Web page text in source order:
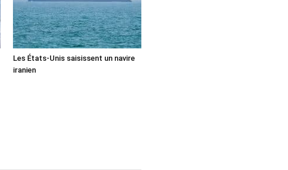
Les États-Unis saisissent un navire
iranien